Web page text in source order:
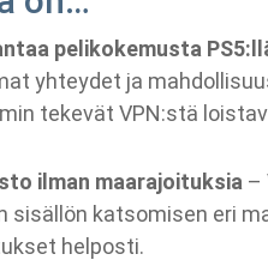
pelikokemusta
yhteydet ja
tekevät VPN:stä
ilman maarajoituksia –
sisällön katsomisen eri
helposti.